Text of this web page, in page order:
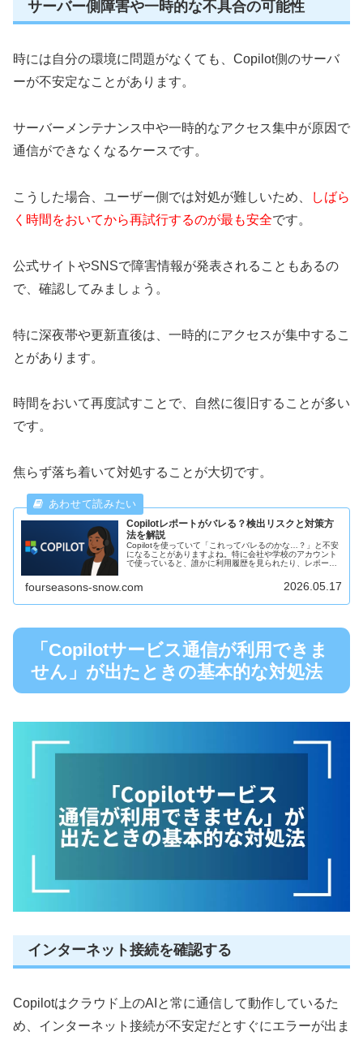
サーバー側障害や一時的な不具合の可能性
時には自分の環境に問題がなくても、Copilot側のサーバ
ーが不安定なことがあります。
サーバーメンテナンス中や一時的なアクセス集中が原因で
通信ができなくなるケースです。
こうした場合、ユーザー側では対処が難しいため、
しばら
く時間をおいてから再試行するのが最も安全です。
公式サイトやSNSで障害情報が発表されることもあるの
で、確認してみましょう。
特に深夜帯や更新直後は、一時的にアクセスが集中するこ
とがあります。
時間をおいて再度試すことで、自然に復旧することが多い
です。
焦らず落ち着いて対処することが大切です。
Copilotレポートがバレる？検出リスクと対策方
法を解説
Copilotを使っていて「これってバレるのかな…？」と不安
になることがありますよね。特に会社や学校のアカウント
で使っていると、誰かに利用履歴を見られたり、レポート
fourseasons-snow.com 2026.05.17
「Copilotサービス通信が利用できま
せん」が出たときの基本的な対処法
インターネット接続を確認する
Copilotはクラウド上のAIと常に通信して動作しているた
め、インターネット接続が不安定だとすぐにエラーが出ま